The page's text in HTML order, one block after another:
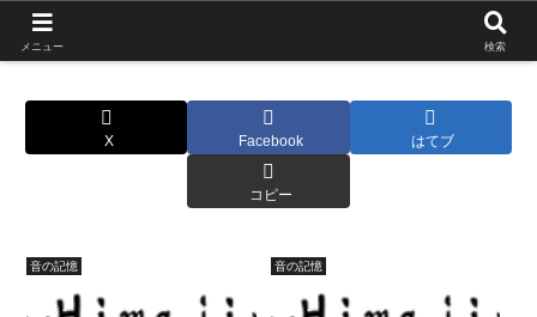
X Facebook はてブ
コピー
音の記憶 音の記憶
メニュー 検索